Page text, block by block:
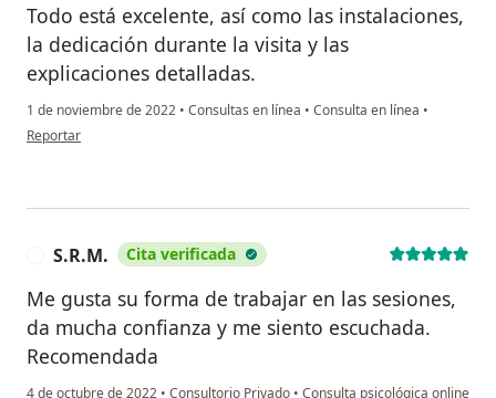
Todo está excelente, así como las instalaciones,
la dedicación durante la visita y las
explicaciones detalladas.
1 de noviembre de 2022 • Consultas en línea • Consulta en línea •
en opinión del usuario Melanie Morales
Reportar
S.R.M. Cita verificada
Me gusta su forma de trabajar en las sesiones,
da mucha confianza y me siento escuchada.
Recomendada
4 de octubre de 2022 • Consultorio Privado • Consulta psicológica online